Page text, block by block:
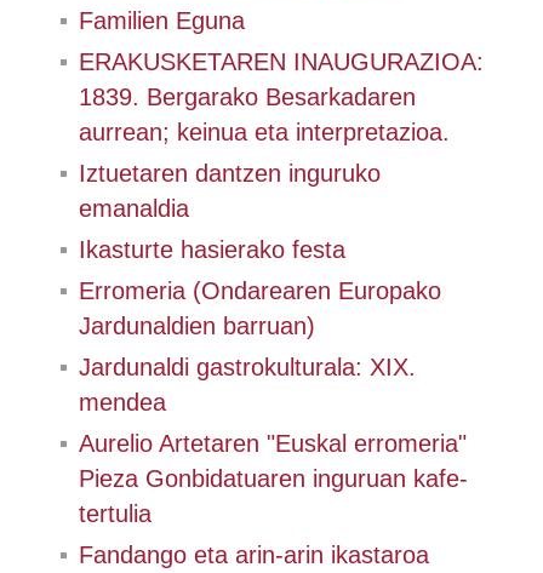
Familien Eguna
ERAKUSKETAREN INAUGURAZIOA:
1839. Bergarako Besarkadaren
aurrean; keinua eta interpretazioa.
Iztuetaren dantzen inguruko
emanaldia
Ikasturte hasierako festa
Erromeria (Ondarearen Europako
Jardunaldien barruan)
Jardunaldi gastrokulturala: XIX.
mendea
Aurelio Artetaren "Euskal erromeria"
Pieza Gonbidatuaren inguruan kafe-
tertulia
Fandango eta arin-arin ikastaroa